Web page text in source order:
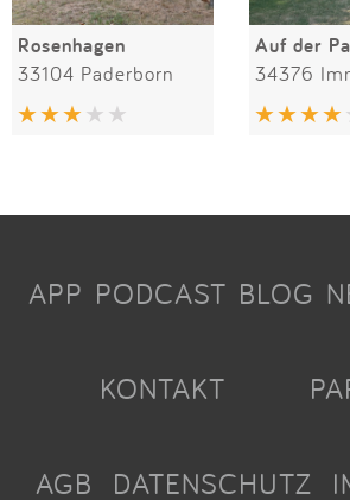
Rosenhagen
33104 Paderborn
Auf der
34376
APP PODCAST BLOG
KONTAKT
AGB DATENSCHUTZ